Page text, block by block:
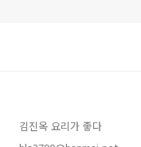
김진옥 요리가 좋다